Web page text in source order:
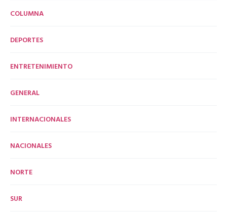
COLUMNA
DEPORTES
ENTRETENIMIENTO
GENERAL
INTERNACIONALES
NACIONALES
NORTE
SUR